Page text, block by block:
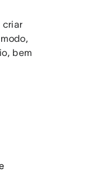
criar
bem